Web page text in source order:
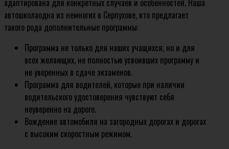
адаптирована для конкретных случаев и особенностей. Наша
автошколаодна из немногих в Серпухове, кто предлагает
такого рода дополнительные программы:
Программа не только для наших учащихся, но и для
всех желающих, не полностью усвоивших программу и
не уверенных в сдаче экзаменов.
Программа для водителей, которые при наличии
водительского удостоверения чувствуют себя
неуверенно на дороге.
Вождение автомобиля на загородных дорогах и дорогах
с высоким скоростным режимом.